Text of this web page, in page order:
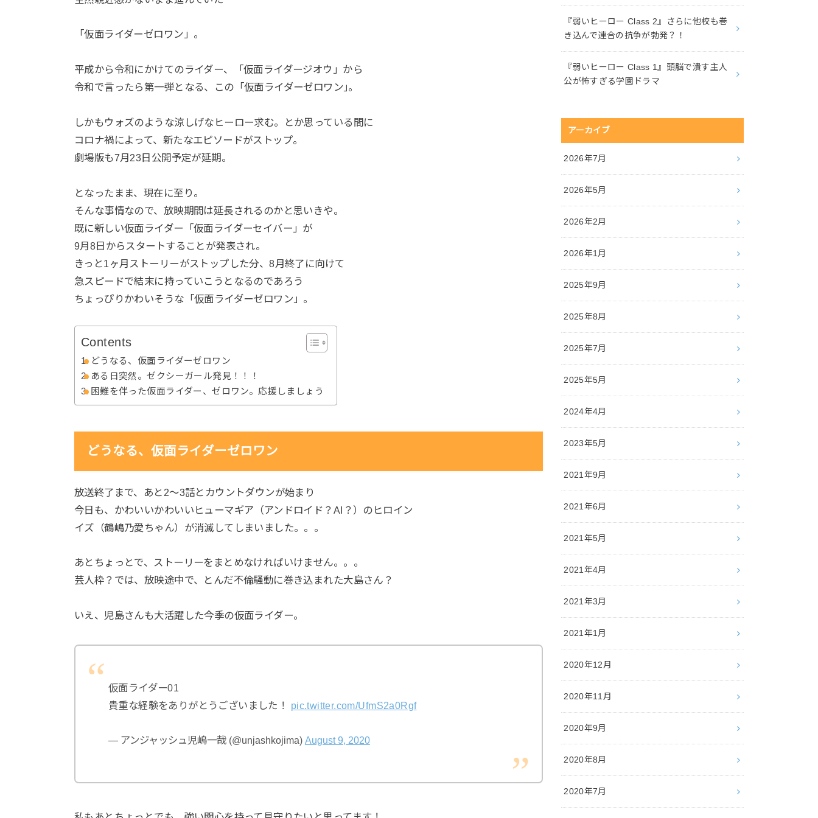
「仮面ライダーゼロワン」。
平成から令和にかけてのライダー、「仮面ライダージオウ」から
令和で言ったら第一弾となる、この「仮面ライダーゼロワン｣｡
しかもウォズのような涼しげなヒーロー求む。とか思っている間に
コロナ禍によって、新たなエピソードがストップ。
劇場版も7月23日公開予定が延期。
となったまま、現在に至り。
そんな事情なので、放映期間は延長されるのかと思いきや。
既に新しい仮面ライダー「仮面ライダーセイバー」が
9月8日からスタートすることが発表され。
きっと1ヶ月ストーリーがストップした分、8月終了に向けて
急スピードで結末に持っていこうとなるのであろう
ちょっぴりかわいそうな「仮面ライダーゼロワン」。
Contents
どうなる、仮面ライダーゼロワン
ある日突然。ゼクシーガール発見！！！
困難を伴った仮面ライダー、ゼロワン。応援しましょう
どうなる、仮面ライダーゼロワン
放送終了まで、あと2～3話とカウントダウンが始まり
今日も、かわいいかわいいヒューマギア（アンドロイド？AI？）のヒロイン
イズ（鶴嶋乃愛ちゃん）が消滅してしまいました。。。
あとちょっとで、ストーリーをまとめなければいけません。。。
芸人枠？では、放映途中で、とんだ不倫騒動に巻き込まれた大島さん？
いえ、児島さんも大活躍した今季の仮面ライダー。
仮面ライダー01
貴重な経験をありがとうございました！ pic.twitter.com/UfmS2a0Rgf
— アンジャッシュ児嶋一哉 (@unjashkojima) August 9, 2020
『弱いヒーロー Class 2』さらに他校も巻
き込んで連合の抗争が勃発？！
『弱いヒーロー Class 1』頭脳で潰す主人
公が怖すぎる学園ドラマ
アーカイブ
2026年7月
2026年5月
2026年2月
2026年1月
2025年9月
2025年8月
2025年7月
2025年5月
2024年4月
2023年5月
2021年9月
2021年6月
2021年5月
2021年4月
2021年3月
2021年1月
2020年12月
2020年11月
2020年9月
2020年8月
2020年7月